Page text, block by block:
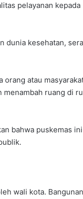
pelayanan kepada
dunia kesehatan,
atau
menambah ruang di
bahwa puskemas ini
wali kota.